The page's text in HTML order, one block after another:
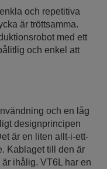
och repetitiva
är tröttsamma.
med ett
och enkel att
och en låg
designprincipen
är en liten allt-i-ett-
Kablaget till den är
ihålig. VT6L har en